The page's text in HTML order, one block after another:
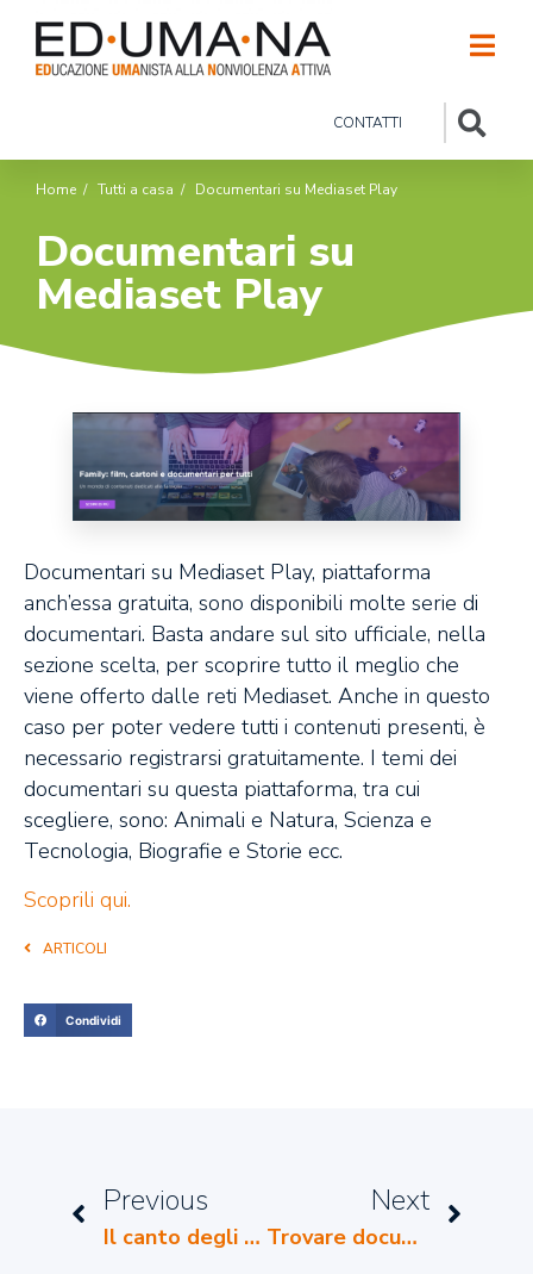
CONTATTI
Home / Tutti a casa / Documentari su Mediaset Play
Documentari su
Mediaset Play
ARTICOLI
Condividi
Documentari su Mediaset Play, piattaforma
anch’essa gratuita, sono disponibili molte serie di
documentari. Basta andare sul sito ufficiale, nella
sezione scelta, per scoprire tutto il meglio che
viene offerto dalle reti Mediaset. Anche in questo
caso per poter vedere tutti i contenuti presenti, è
necessario registrarsi gratuitamente. I temi dei
documentari su questa piattaforma, tra cui
scegliere, sono: Animali e Natura, Scienza e
Tecnologia, Biografie e Storie ecc.
Scoprili qui.
Previous
Il canto degli uccelli
Next
Trovare documentari su Google